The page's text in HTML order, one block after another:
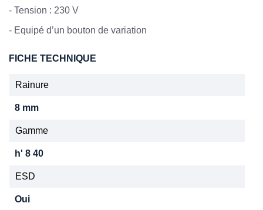
- Tension : 230 V
- Equipé d’un bouton de variation
FICHE TECHNIQUE
Rainure
8 mm
Gamme
h' 8 40
ESD
Oui